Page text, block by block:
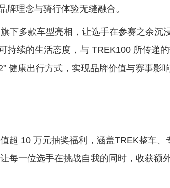
理念与骑行体验无缝融合。
多款车型亮相，让选手在参赛之余沉
持续的生活态度，与 TREK100 所传递
健康出行方式，实现品牌价值与赛事影
10 万元抽奖福利，涵盖TREK整车、
每一位选手在挑战自我的同时，收获额